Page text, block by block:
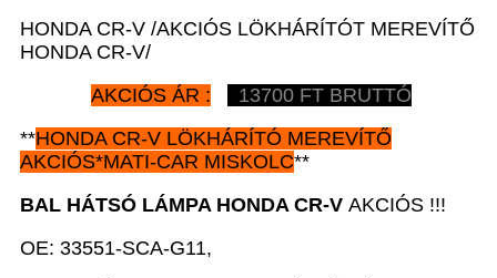
HONDA CR-V /AKCIÓS LÖKHÁRÍTÓT MEREVÍTŐ
HONDA CR-V/
AKCIÓS ÁR :
13700 FT BRUTTÓ
**HONDA CR-V LÖKHÁRÍTÓ MEREVÍTŐ
AKCIÓS*MATI-CAR MISKOLC**
BAL HÁTSÓ LÁMPA HONDA CR-V AKCIÓS !!!
OE: 33551-SCA-G11,